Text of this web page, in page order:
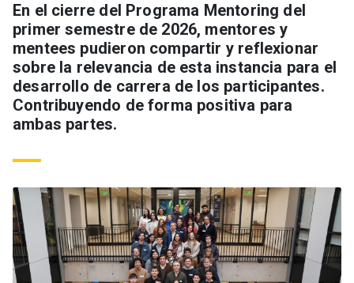
En el cierre del Programa Mentoring del
primer semestre de 2026, mentores y
mentees pudieron compartir y reflexionar
sobre la relevancia de esta instancia para el
desarrollo de carrera de los participantes.
Contribuyendo de forma positiva para
ambas partes.